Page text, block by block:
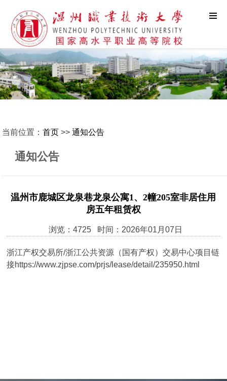
当前位置：首页 >>通知公告
通知公告
温州市鹿城区龙泉巷龙泉公寓1、2幢205室非居住用
房五年租赁权
浏览：4725 时间：2026年01月07日
浙江产权交易所/浙江公共资源（国有产权）交易中心项目链
接https://www.zjpse.com/prjs/lease/detail/235950.html